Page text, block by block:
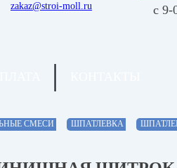
zakaz@stroi-moll.ru с 9-
СМЕСИ ШПАТЛЕВКА